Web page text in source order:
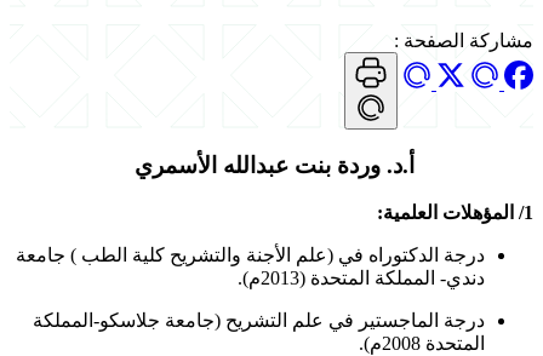
مشاركة الصفحة :
أ.د. وردة بنت عبدالله الأسمري
1/ المؤهلات العلمية:
درجة الدكتوراه في (علم الأجنة والتشريح كلية الطب ) جامعة
دندي- المملكة المتحدة (2013م).
درجة الماجستير في علم التشريح (جامعة جلاسكو-المملكة
المتحدة 2008م).